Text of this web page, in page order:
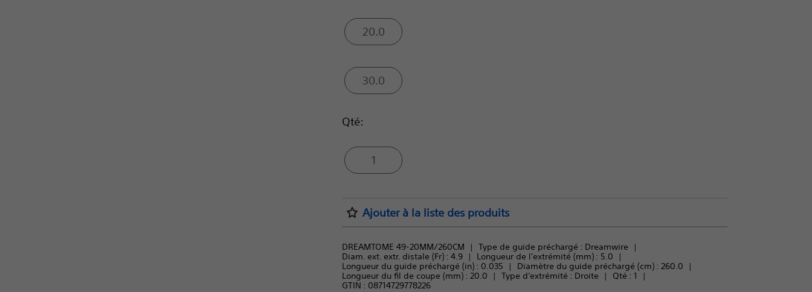
20.0
30.0
Qté:
1
Ajouter à la liste des produits
DREAMTOME 49-20MM/260CM Type de guide préchargé : Dreamwire
Diam. ext. extr. distale (Fr) : 4.9 Longueur de l'extrémité (mm) : 5.0
Longueur du guide préchargé (in) : 0.035 Diamètre du guide préchargé (cm) : 260.0
Longueur du fil de coupe (mm) : 20.0 Type d’extrémité : Droite Qté : 1
GTIN : 08714729778226